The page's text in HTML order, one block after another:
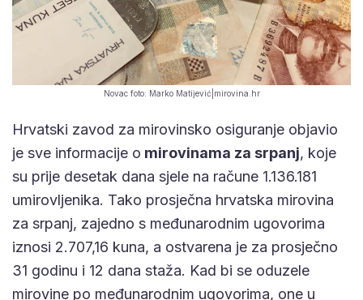
Novac foto: Marko Matijević|mirovina.hr
Hrvatski zavod za mirovinsko osiguranje objavio
je sve informacije o mirovinama za srpanj, koje
su prije desetak dana sjele na račune 1.136.181
umirovljenika. Tako prosječna hrvatska mirovina
za srpanj, zajedno s međunarodnim ugovorima
iznosi 2.707,16 kuna, a ostvarena je za prosječno
31 godinu i 12 dana staža. Kad bi se oduzele
mirovine po međunarodnim ugovorima, one u